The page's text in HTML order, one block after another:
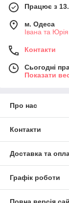
Працює з
м. Одеса
Івана та
Контакти
Сьогодні
Показати
Про нас
Контакти
Доставка та
Графік роботи
Повна версія